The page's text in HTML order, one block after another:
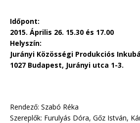
Időpont:
2015. Április 26. 15.30 és 17.00
Helyszín:
Jurányi Közösségi Produkciós
1027 Budapest, Jurányi utca 1-3.
Rendező: Szabó Réka
Szereplők: Furulyás Dóra, Gőz István,